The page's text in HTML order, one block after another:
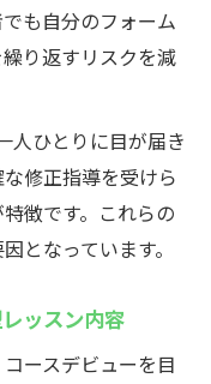
も自分のフォーム
り返すリスクを減
人ひとりに目が届き
修正指導を受けら
徴です。これらの
となっています。
ッスン内容
ースデビューを目